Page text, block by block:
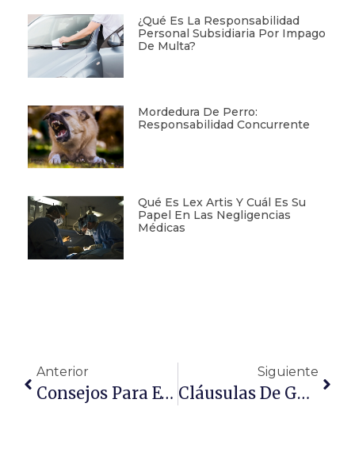
¿Qué Es La Responsabilidad
Personal Subsidiaria Por Impago
De Multa?
Mordedura De Perro:
Responsabilidad Concurrente
Qué Es Lex Artis Y Cuál Es Su
Papel En Las Negligencias
Médicas
Anterior
Consejos Para Evitar Estafas En Contratos De Alquiler
Siguiente
Cláusulas De Gastos Hipotecarios: Reclamación